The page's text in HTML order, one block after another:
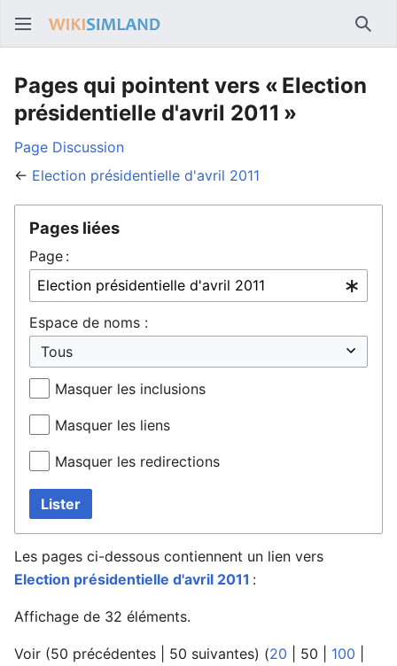
Pages qui pointent vers « Election
présidentielle d'avril 2011 »
Page Discussion
← Election présidentielle d'avril 2011
Pages liées
Page :
Espace de noms :
Masquer les inclusions
Masquer les liens
Masquer les redirections
Lister
Les pages ci-dessous contiennent un lien vers
Election présidentielle d'avril 2011 :
Affichage de 32 éléments.
Voir (50 précédentes 50 suivantes) (20 50 100